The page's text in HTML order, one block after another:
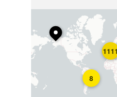
8
1111